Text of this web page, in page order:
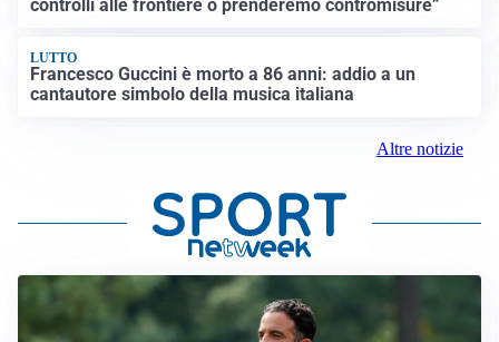
controlli alle frontiere o prenderemo contromisure”
LUTTO
Francesco Guccini è morto a 86 anni: addio a un
cantautore simbolo della musica italiana
Altre notizie